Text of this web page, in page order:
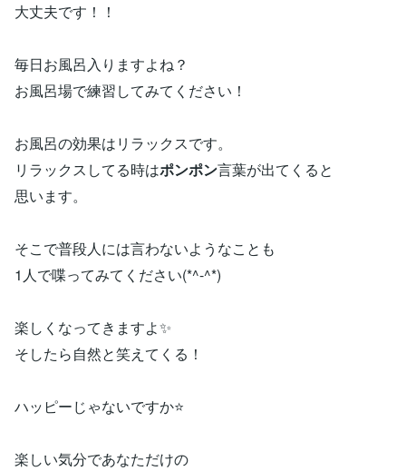
大丈夫です！！
毎日お風呂入りますよね？
お風呂場で練習してみてください！
お風呂の効果はリラックスです。
リラックスしてる時はポンポン言葉が出てくると
思います。
そこで普段人には言わないようなことも
1人で喋ってみてください(*^-^*)
楽しくなってきますよ✨
そしたら自然と笑えてくる！
ハッピーじゃないですか⭐
楽しい気分であなただけの